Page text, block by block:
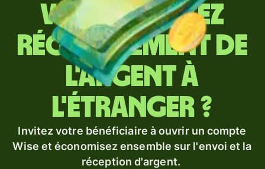
Vous envoyez
régulièrement de
l'argent à
l'étranger ?
Invitez votre bénéficiaire à ouvrir un compte
Wise et économisez ensemble sur l'envoi et la
réception d'argent.